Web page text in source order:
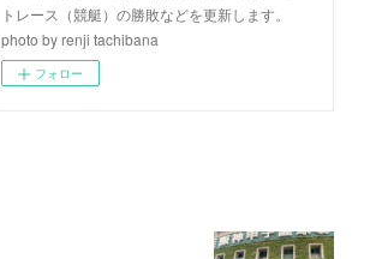
トレース（競艇）の勝敗などを更新します。
photo by renji tachibana
フォロー